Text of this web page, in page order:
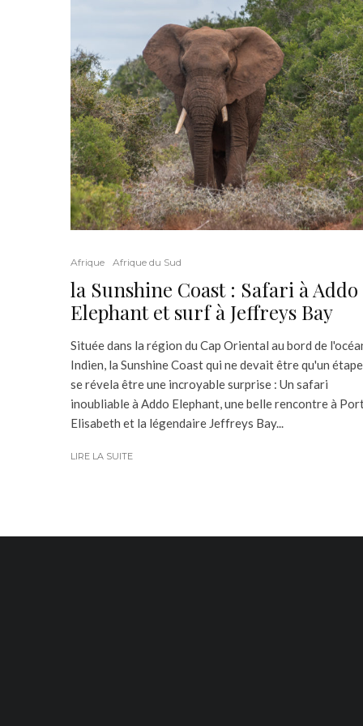
Afrique Afrique du Sud
la Sunshine Coast : Safari à Addo
Elephant et surf à Jeffreys Bay
Située dans la région du Cap Oriental au bord de
Indien, la Sunshine Coast qui ne devait être qu'un étape
se révela être une incroyable surprise : Un safari
inoubliable à Addo Elephant, une belle rencontre à
Elisabeth et la légendaire Jeffreys Bay...
LIRE LA SUITE